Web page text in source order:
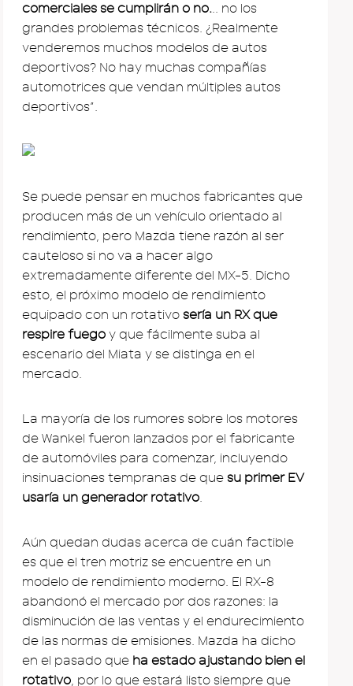
comerciales se cumplirán o no... no los
grandes problemas técnicos. ¿Realmente
venderemos muchos modelos de autos
deportivos? No hay muchas compañías
automotrices que vendan múltiples autos
deportivos”.
Se puede pensar en muchos fabricantes que
producen más de un vehículo orientado al
rendimiento, pero Mazda tiene razón al ser
cauteloso si no va a hacer algo
extremadamente diferente del MX-5. Dicho
esto, el próximo modelo de rendimiento
equipado con un rotativo sería un RX que
respire fuego y que fácilmente suba al
escenario del Miata y se distinga en el
mercado.
La mayoría de los rumores sobre los motores
de Wankel fueron lanzados por el fabricante
de automóviles para comenzar, incluyendo
insinuaciones tempranas de que su primer EV
usaría un generador rotativo.
Aún quedan dudas acerca de cuán factible
es que el tren motriz se encuentre en un
modelo de rendimiento moderno. El RX-8
abandonó el mercado por dos razones: la
disminución de las ventas y el endurecimiento
de las normas de emisiones. Mazda ha dicho
en el pasado que ha estado ajustando bien el
rotativo, por lo que estará listo siempre que